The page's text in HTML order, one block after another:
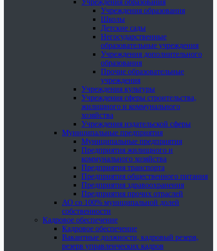
Учреждения образования
Учреждения образования
Школы
Детские сады
Негосударственные
образовательные учреждения
Учреждения дополнительного
образования
Прочие образовательные
учреждения
Учреждения культуры
Учреждения сферы строительства,
жилищного и коммунального
хозяйства
Учреждения издательской сферы
Муниципальные предприятия
Муниципальные предприятия
Предприятия жилищного и
коммунального хозяйства
Предприятия транспорта
Предприятия общественного питания
Предприятия здравоохранения
Предприятия прочих отраслей
АО со 100% муниципальной долей
собственности
Кадровое обеспечение
Кадровое обеспечение
Вакантные должности, кадровый резерв,
резерв управленческих кадров